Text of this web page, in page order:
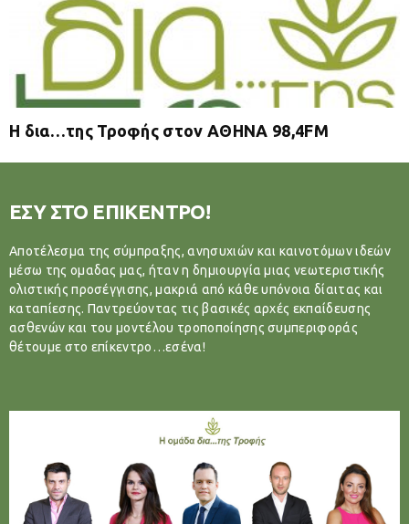
Η δια…της Τροφής στον ΑΘΗΝΑ 98,4FM
ΕΣΥ ΣΤΟ ΕΠΙΚΕΝΤΡΟ!
Αποτέλεσμα της σύμπραξης, ανησυχιών και καινοτόμων ιδεών
μέσω της ομαδας μας, ήταν η δημιουργία μιας νεωτεριστικής
ολιστικής προσέγγισης, μακριά από κάθε υπόνοια δίαιτας και
καταπίεσης. Παντρεύοντας τις βασικές αρχές εκπαίδευσης
ασθενών και του μοντέλου τροποποίησης συμπεριφοράς
θέτουμε στο επίκεντρο…εσένα!